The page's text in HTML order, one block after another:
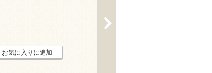
お気に入りに追加